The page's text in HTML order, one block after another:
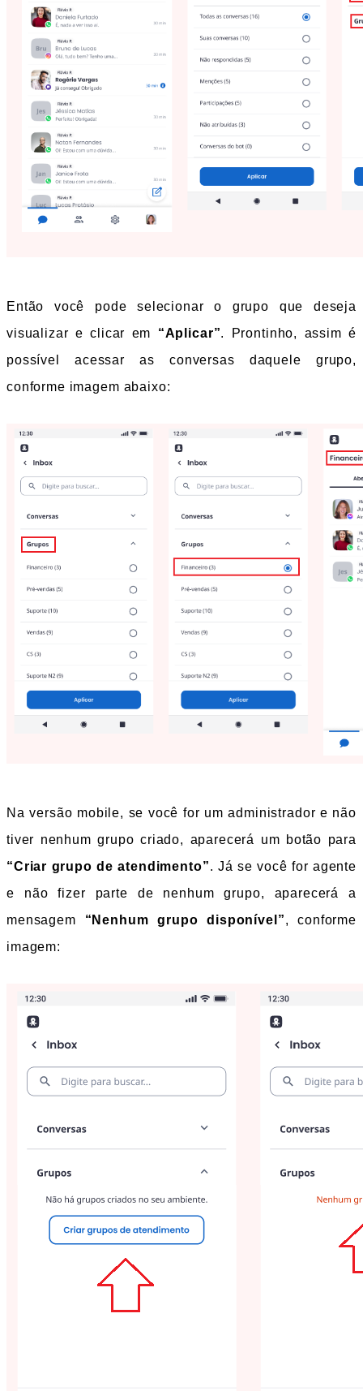
Então você pode selecionar o grupo que deseja
visualizar e clicar em “Aplicar”. Prontinho, assim é
possível acessar as conversas daquele grupo,
conforme imagem abaixo:
Na versão mobile, se você for um administrador e não
“Criar grupo de atendimento”. Já se você for agente
e não fizer parte de nenhum grupo, aparecerá a
mensagem “Nenhum grupo disponível”, conforme
imagem: